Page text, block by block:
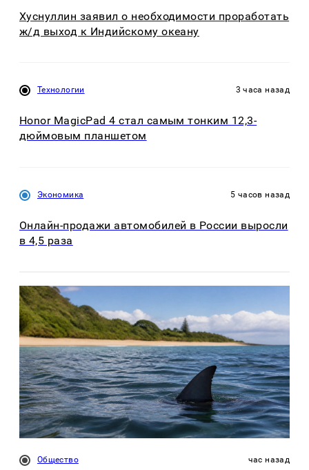
Хуснуллин заявил о необходимости проработать
ж/д выход к Индийскому океану
Технологии 3 часа назад
Honor MagicPad 4 стал самым тонким 12,3-
дюймовым планшетом
Экономика 5 часов назад
Онлайн-продажи автомобилей в России выросли
в 4,5 раза
Общество час назад